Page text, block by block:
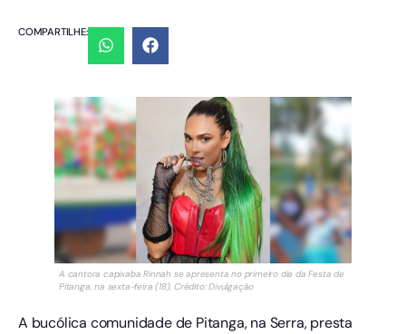
COMPARTILHE:
A cantora capixaba Rinnah se apresenta no primeiro dia da Festa de
Pitanga, na sexta-feira (18). Crédito: Divulgação
A bucólica comunidade de Pitanga, na Serra, presta